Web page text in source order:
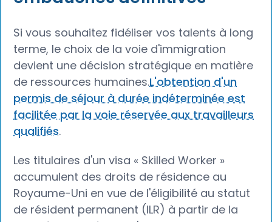
Si vous souhaitez fidéliser vos talents à long
terme, le choix de la voie d'immigration
devient une décision stratégique en matière
de ressources humaines.L'obtention d'un
permis de séjour à durée indéterminée est
facilitée par la voie réservée aux travailleurs
qualifiés.
Les titulaires d'un visa « Skilled Worker »
accumulent des droits de résidence au
Royaume-Uni en vue de l'éligibilité au statut
de résident permanent (ILR) à partir de la